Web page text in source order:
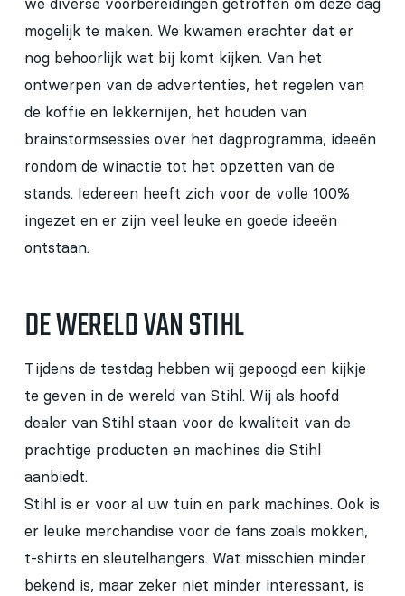
mogelijk te maken. We kwamen erachter dat er
nog behoorlijk wat bij komt kijken. Van het
ontwerpen van de advertenties, het regelen van
de koffie en lekkernijen, het houden van
brainstormsessies over het dagprogramma, ideeën
rondom de winactie tot het opzetten van de
stands. Iedereen heeft zich voor de volle 100%
ingezet en er zijn veel leuke en goede ideeën
ontstaan.
DE WERELD VAN STIHL
Tijdens de testdag hebben wij gepoogd een kijkje
te geven in de wereld van Stihl. Wij als hoofd
dealer van Stihl staan voor de kwaliteit van de
prachtige producten en machines die Stihl
aanbiedt.
Stihl is er voor al uw tuin en park machines. Ook is
er leuke merchandise voor de fans zoals mokken,
t-shirts en sleutelhangers. Wat misschien minder
bekend is, maar zeker niet minder interessant, is